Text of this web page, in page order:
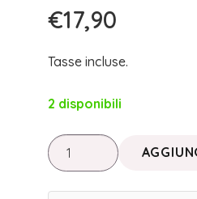
€17,90
Tasse incluse.
2 disponibili
PURITY
SKIN
•